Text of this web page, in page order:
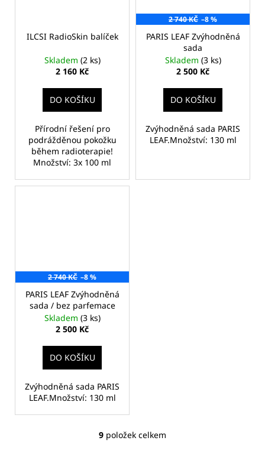
ILCSI RadioSkin balíček
Skladem (2 ks)
2 160 Kč
DO KOŠÍKU
Přírodní řešení pro
podrážděnou pokožku
během radioterapie!
Množství: 3x 100 ml
2 740 KČ –8 %
PARIS LEAF Zvýhodněná
sada
Skladem (3 ks)
2 500 Kč
DO KOŠÍKU
Zvýhodněná sada PARIS
LEAF.Množství: 130 ml
2 740 KČ –8 %
PARIS LEAF Zvýhodněná
sada / bez parfemace
Skladem (3 ks)
2 500 Kč
DO KOŠÍKU
Zvýhodněná sada PARIS
LEAF.Množství: 130 ml
O
9 položek celkem